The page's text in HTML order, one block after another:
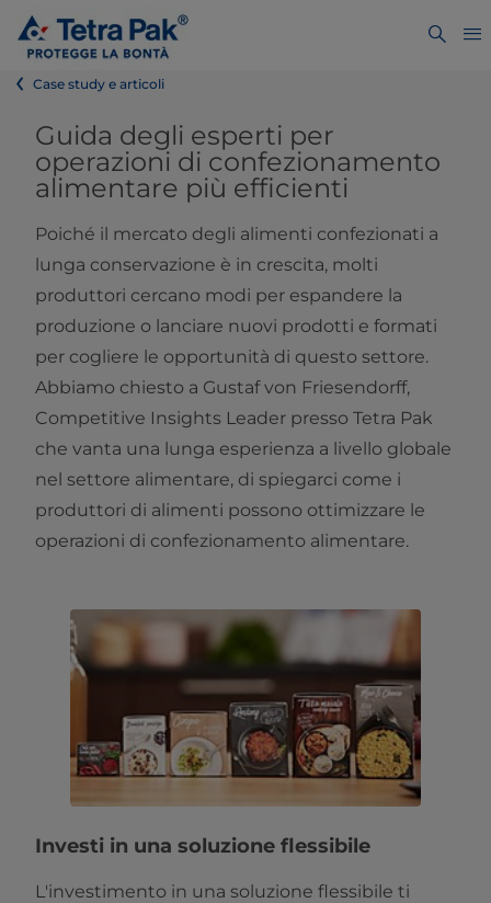
Case study e articoli
Guida degli esperti per
operazioni di confezionamento
alimentare più efficienti
Poiché il mercato degli alimenti confezionati a
lunga conservazione è in crescita, molti
produttori cercano modi per espandere la
produzione o lanciare nuovi prodotti e formati
per cogliere le opportunità di questo settore.
Abbiamo chiesto a Gustaf von Friesendorff,
Competitive Insights Leader presso Tetra Pak
che vanta una lunga esperienza a livello globale
nel settore alimentare, di spiegarci come i
produttori di alimenti possono ottimizzare le
operazioni di confezionamento alimentare.
Investi in una soluzione flessibile
L'investimento in una soluzione flessibile ti